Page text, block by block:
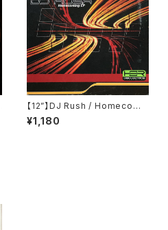
【12”】DJ Rush / Homecomi
ng EP (High Octane Recor
dings) (HOR 002)
¥1,180